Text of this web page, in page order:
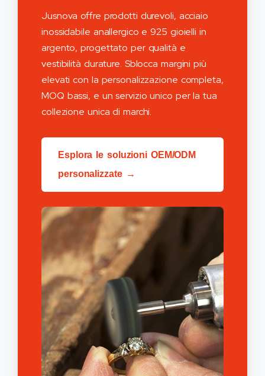
Jusnova offre prodotti durevoli, acciaio
inossidabile anallergico e 925 gioielli in
argento, progettato per qualità e
vestibilità durature. Sblocca margini più
elevati con la personalizzazione completa,
MOQ bassi, e un servizio unico per la tua
collezione unica di marchi.
Esplora le soluzioni OEM/ODM
personalizzate →